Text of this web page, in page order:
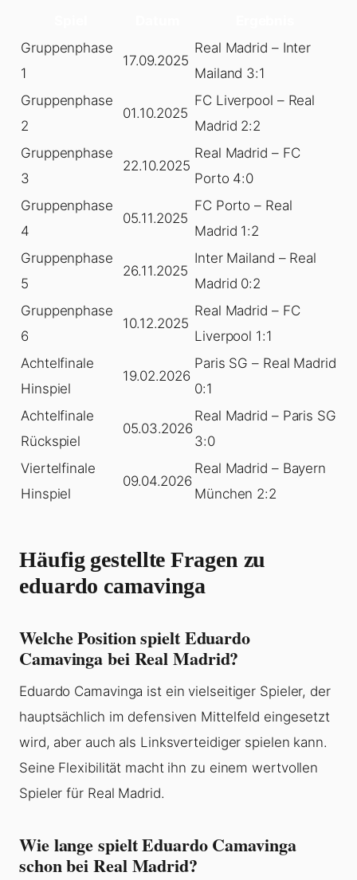
Gruppenphase
1
17.09.2025
Real Madrid – Inter
Mailand 3:1
Gruppenphase
2
01.10.2025
FC Liverpool – Real
Madrid 2:2
Gruppenphase
3
22.10.2025
Real Madrid – FC
Porto 4:0
Gruppenphase
4
05.11.2025
FC Porto – Real
Madrid 1:2
Gruppenphase
5
26.11.2025
Inter Mailand – Real
Madrid 0:2
Gruppenphase
6
10.12.2025
Real Madrid – FC
Liverpool 1:1
Achtelfinale
Hinspiel
19.02.2026
Paris SG – Real Madrid
0:1
Achtelfinale
Rückspiel
05.03.2026
Real Madrid – Paris SG
3:0
Viertelfinale
Hinspiel
09.04.2026
Real Madrid – Bayern
München 2:2
Häufig gestellte Fragen zu
eduardo camavinga
Welche Position spielt Eduardo
Camavinga bei Real Madrid?
Eduardo Camavinga ist ein vielseitiger Spieler, der
hauptsächlich im defensiven Mittelfeld eingesetzt
wird, aber auch als Linksverteidiger spielen kann.
Seine Flexibilität macht ihn zu einem wertvollen
Spieler für Real Madrid.
Wie lange spielt Eduardo Camavinga
schon bei Real Madrid?